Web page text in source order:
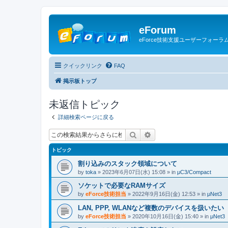
eForum
eForce技術支援ユーザーフォーラ
クイックリンク FAQ
掲示板トップ
未返信トピック
詳細検索ページに戻る
検索
トピック
割り込みのスタック領域について
by toka » 2023年6月07日(水) 15:08 » in μC3/Compact
ソケットで必要なRAMサイズ
by eForce技術担当 » 2022年9月16日(金) 12:53 » in μNet3
LAN, PPP, WLANなど複数のデバイスを扱いたい
by eForce技術担当 » 2020年10月16日(金) 15:40 » in μNet3